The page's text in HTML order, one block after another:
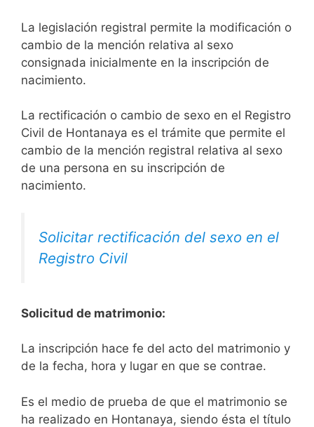
La legislación registral permite la modificación o
cambio de la mención relativa al sexo
consignada inicialmente en la inscripción de
nacimiento.
La rectificación o cambio de sexo en el Registro
Civil de Hontanaya es el trámite que permite el
cambio de la mención registral relativa al sexo
de una persona en su inscripción de
nacimiento.
Solicitar rectificación del sexo en el
Registro Civil
Solicitud de matrimonio:
La inscripción hace fe del acto del matrimonio y
de la fecha, hora y lugar en que se contrae.
Es el medio de prueba de que el matrimonio se
ha realizado en Hontanaya, siendo ésta el título